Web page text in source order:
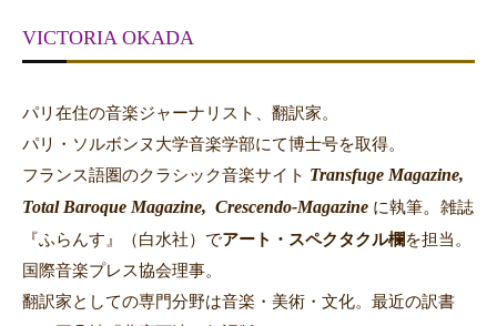
VICTORIA OKADA
パリ在住の音楽ジャーナリスト、翻訳家。
パリ・ソルボンヌ大学音楽学部にて博士号を取得。
フランス語圏のクラシック音楽サイト Transfuge Magazine,
Total Baroque Magazine, Crescendo-Magazine に執筆。 雑誌
『ふらんす』（白水社）でアート・スペクタクル欄を担当。
国際音楽プレス協会理事。
翻訳家としての専門分野は音楽・美術・文化。最近の訳書